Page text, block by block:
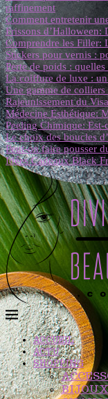
raffinement
Comment entretenir
Frissons d’Halloween:
Comprendre les Filler:
Stickers pour vernis :
Perte de poids :
La coiffure de luxe :
Une gamme de
Rajeunissement du
Médecine Esthétique:
Peeling Chimique: Est-
Le choix des boucles
Peut-on faire pousser
Idées Cadeaux Black
ACCUEIL
ACTU
SHOPPING
BIJOUX